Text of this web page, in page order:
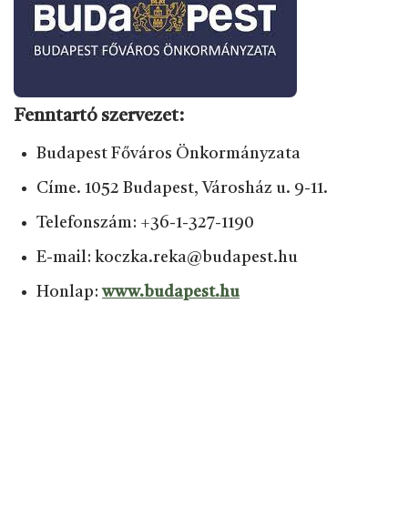
Fenntartó szervezet:
Budapest Főváros Önkormányzata
Címe. 1052 Budapest, Városház u. 9-11.
Telefonszám: +36-1-327-1190
E-mail: koczka.reka@budapest.hu
Honlap:www.budapest.hu